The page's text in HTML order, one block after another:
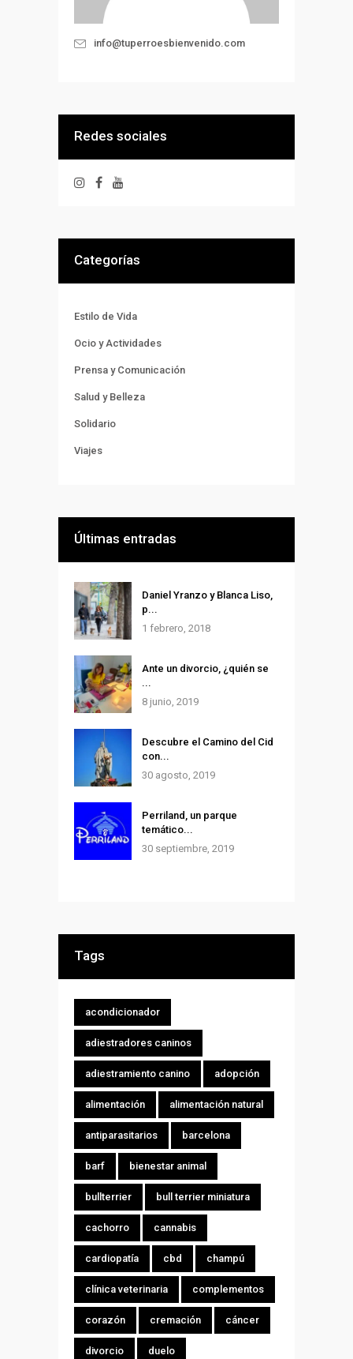
info@tuperroesbienvenido.com
Redes sociales
Categorías
Estilo de Vida
Ocio y Actividades
Prensa y Comunicación
Salud y Belleza
Solidario
Viajes
Últimas entradas
Daniel Yranzo y Blanca Liso,
p...
1 febrero, 2018
Ante un divorcio, ¿quién se
...
8 junio, 2019
Descubre el Camino del Cid
con...
30 agosto, 2019
Perriland, un parque
temático...
30 septiembre, 2019
Tags
acondicionador
adiestradores caninos
adiestramiento canino adopción
alimentación alimentación natural
antiparasitarios barcelona
barf bienestar animal
bullterrier bull terrier miniatura
cachorro cannabis
cardiopatía cbd champú
clínica veterinaria complementos
corazón cremación cáncer
divorcio duelo